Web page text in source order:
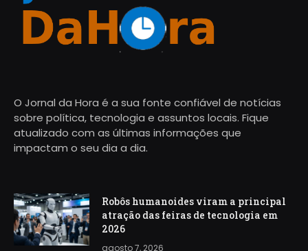
O Jornal da Hora é a sua fonte confiável de notícias
sobre política, tecnologia e assuntos locais. Fique
atualizado com as últimas informações que
impactam o seu dia a dia.
Robôs humanoides viram a principal
atração das feiras de tecnologia em
2026
agosto 7, 2026